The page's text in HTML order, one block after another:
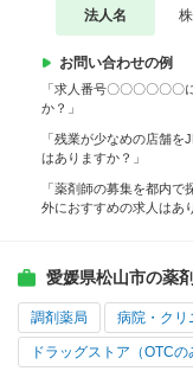
法人名
お問い合わせの例
「求人番号〇〇〇〇〇
か？」
「残業が少なめの店舗
はありますか？」
「薬剤師の募集を都内
外におすすめの求人はあ
愛媛県松山市の薬
調剤薬局 病院・クリ
ドラッグストア（OTCの